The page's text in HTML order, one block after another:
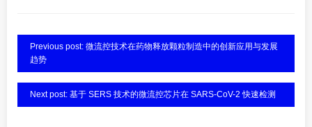
Previous post: 微流控技术在药物释放颗粒制造中的创新应用与发展
趋势
Next post: 基于 SERS 技术的微流控芯片在 SARS-CoV-2 快速检测